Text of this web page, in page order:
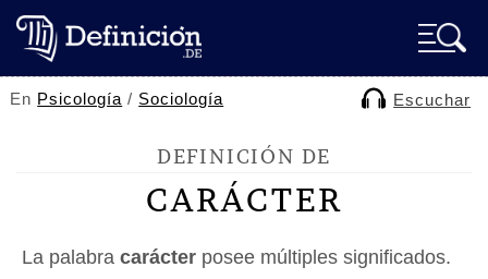
En Psicología / Sociología Escuchar
DEFINICIÓN DE
CARÁCTER
La palabra carácter posee múltiples significados.